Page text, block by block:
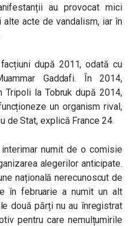
auprovocat mici
acte de vandalism, iar în
după 2011, odată cu
Gaddafi. În 2014,
la Tobruk după 2014,
un organism rival,
de Stat, explică France 24.
numit de o comisie
alegerilor anticipate.
națională nerecunoscut de
în februarie a numit un alt
două părți nu au înregistrat
pentru care nemulțumirile